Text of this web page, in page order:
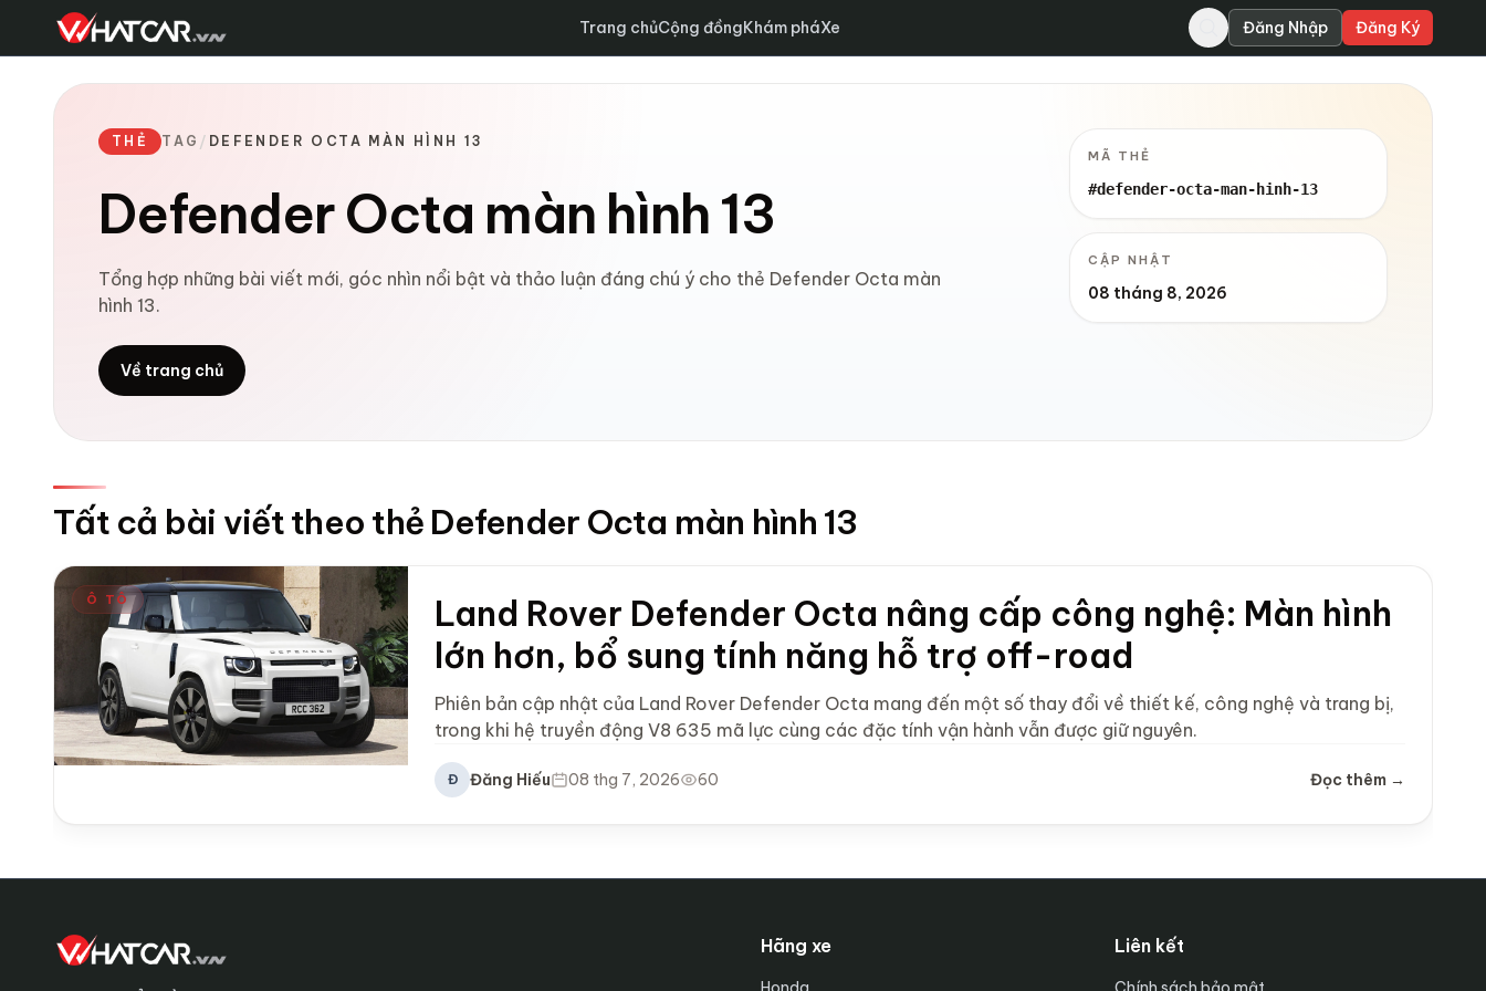
Trang chủCộng đồngKhám pháXe Đăng Nhập Đăng Ký
THẺ TAG / DEFENDER OCTA MÀN HÌNH 13
Defender Octa màn hình 13
Tổng hợp những bài viết mới, góc nhìn nổi bật và thảo luận đáng chú ý cho thẻ Defender Octa màn
hình 13.
Về trang chủ
MÃ THẺ
#defender-octa-man-hinh-13
CẬP NHẬT
08 tháng 8, 2026
Tất cả bài viết theo thẻ Defender Octa màn hình 13
Ô TÔ
Land Rover Defender Octa nâng cấp công nghệ: Màn hình
lớn hơn, bổ sung tính năng hỗ trợ off-road
Phiên bản cập nhật của Land Rover Defender Octa mang đến một số thay đổi về thiết kế, công nghệ và trang bị,
trong khi hệ truyền động V8 635 mã lực cùng các đặc tính vận hành vẫn được giữ nguyên.
Đ Đăng Hiếu 08 thg 7, 2026 60 Đọc thêm →
Hãng xe Liên kết